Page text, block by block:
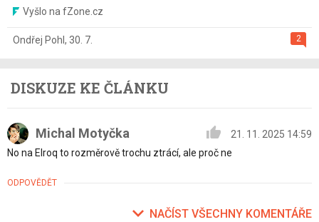
Vyšlo na fZone.cz
2
Ondřej Pohl , 30. 7.
DISKUZE KE ČLÁNKU
Michal Motyčka
21. 11. 2025 14:59
No na Elroq to rozměrově trochu ztrácí, ale proč ne
ODPOVĚDĚT
NAČÍST VŠECHNY KOMENTÁŘE